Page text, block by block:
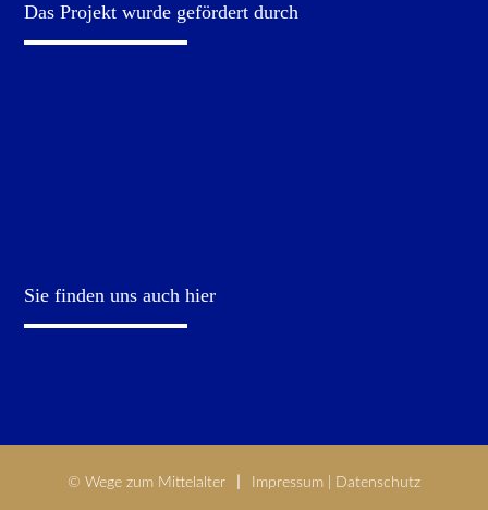
Das Projekt wurde gefördert durch
Sie finden uns auch hier
© Wege zum Mittelalter Impressum Datenschutz